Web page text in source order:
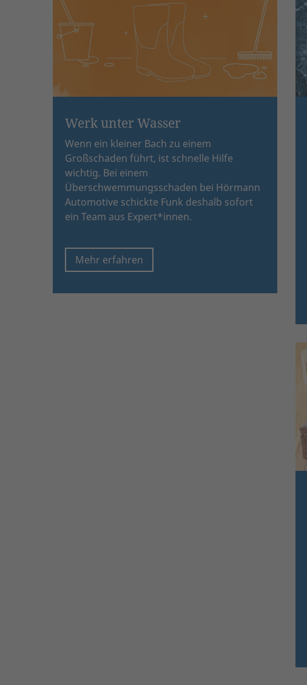
Werk unter Wasser
Wenn ein kleiner Bach zu einem
Großschaden führt, ist schnelle Hilfe
wichtig. Bei einem
Überschwemmungsschaden bei Hörmann
Automotive schickte Funk deshalb sofort
ein Team aus Expert*innen.
Mehr erfahren